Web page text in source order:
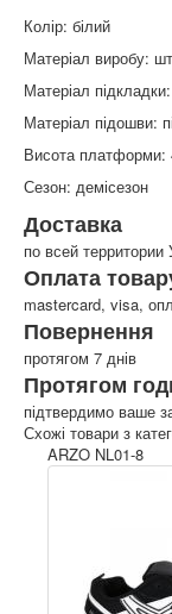
Колір: білий
Матеріал виробу:
Матеріал
Матеріал підошви:
Висота платформи:
Сезон: демісезон
Доставка
по всей территории
Оплата
mastercard, visa,
Повернення
протягом 7 днів
Протягом
підтвердимо ваше
Схожі товари з
ARZO NL01-8